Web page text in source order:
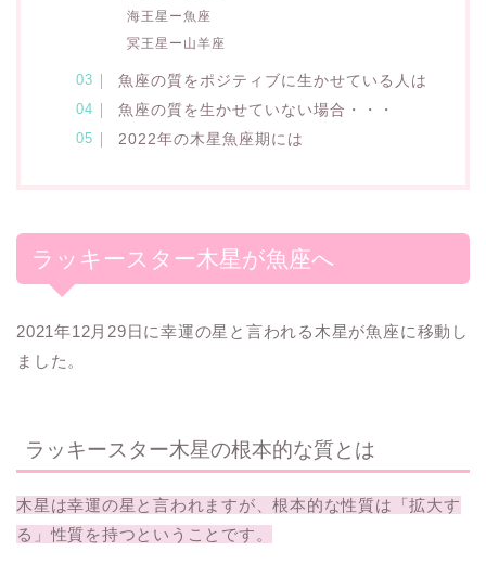
海王星ー魚座
冥王星ー山羊座
魚座の質をポジティブに生かせている人は
魚座の質を生かせていない場合・・・
2022年の木星魚座期には
ラッキースター木星が魚座へ
2021年12月29日に幸運の星と言われる木星が魚座に移動し
ました。
ラッキースター木星の根本的な質とは
木星は幸運の星と言われますが、根本的な性質は「拡大す
る」性質を持つということです。